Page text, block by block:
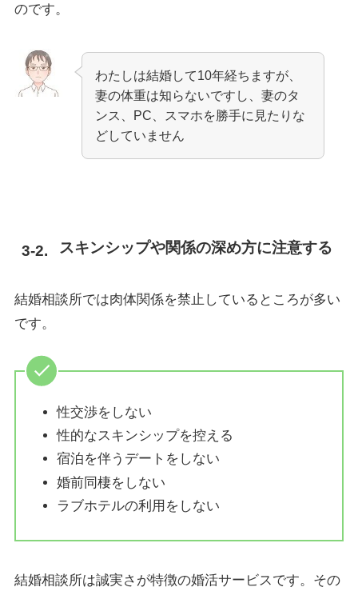
のです。
わたしは結婚して10年経ちますが、
妻の体重は知らないですし、妻のタ
ンス、PC、スマホを勝手に見たりな
どしていません
スキンシップや関係の深め方に注意する
結婚相談所では肉体関係を禁止しているところが多い
です。
性交渉をしない
性的なスキンシップを控える
宿泊を伴うデートをしない
婚前同棲をしない
ラブホテルの利用をしない
結婚相談所は誠実さが特徴の婚活サービスです。その